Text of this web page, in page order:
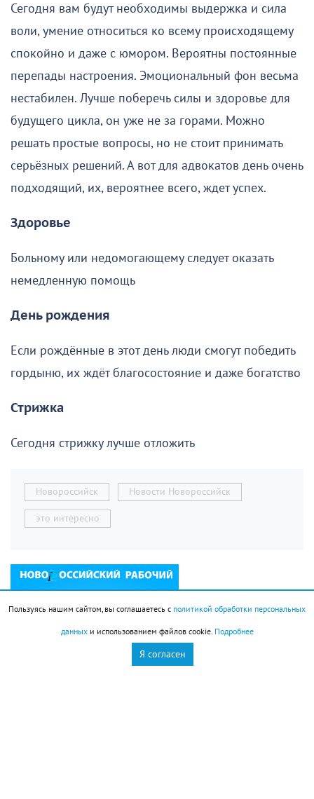
Сегодня вам будут необходимы выдержка и сила
воли, умение относиться ко всему происходящему
спокойно и даже с юмором. Вероятны постоянные
перепады настроения. Эмоциональный фон весьма
нестабилен. Лучше поберечь силы и здоровье для
будущего цикла, он уже не за горами. Можно
решать простые вопросы, но не стоит принимать
серьёзных решений. А вот для адвокатов день очень
подходящий, их, вероятнее всего, ждет успех.
Здоровье
Больному или недомогающему следует оказать
немедленную помощь
День рождения
Если рождённые в этот день люди смогут победить
гордыню, их ждёт благосостояние и даже богатство
Стрижка
Сегодня стрижку лучше отложить
Новороссийск Новости Новороссийск
это интересно
Пользуясь нашим сайтом, вы соглашаетесь с политикой обработки персональных
данныхи использованием файлов cookie. Подробнее
Я согласен